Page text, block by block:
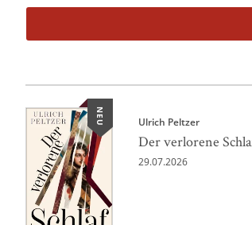
NEU Ulrich Peltzer
Der verlorene
29.07.2026